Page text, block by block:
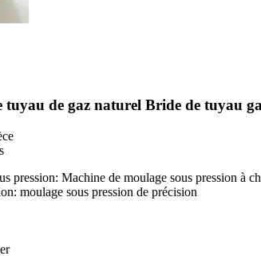
tuyau de gaz naturel Bride de tuyau
pression: Machine de moulage sous pression à
moulage sous pression de précision